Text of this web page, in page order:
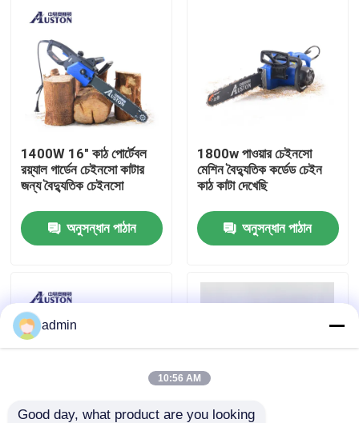
পণ্য
ভিডিও
আমাদের সম্বন্ধে
কারখানার প্রদর্শন
আমাদের সাথে যোগাযোগ
পেট্রল চেইনসো
বৈদ্যুতিক চেইনসো
1400W 16" কাঠ পোর্টেবল
রয়্যাল গার্ডেন চেইনসো কাটার
জন্য বৈদ্যুতিক চেইনসো
অনুসন্ধান পাঠান
1800w পাওয়ার চেইনসো
মেশিন বৈদ্যুতিক কর্ডেড চেইন
কাঠ কাটা দেখেছি
অনুসন্ধান পাঠান
admin
10:56 AM
Good day, what product are you looking